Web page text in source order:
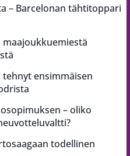
– Barcelonan tähtitoppari
maajoukkuemiestä
tehnyt ensimmäisen
– oliko
todellinen